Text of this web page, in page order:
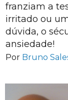
franziam a
irritado ou
dúvida, o
ansiedade!
Por Bruno